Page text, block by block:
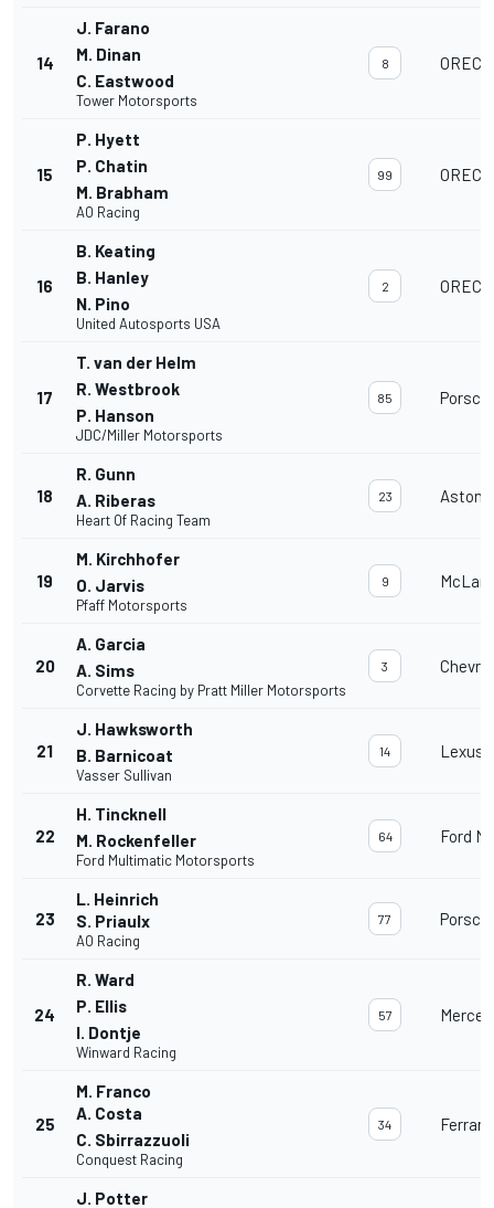
14
J. Farano
M. Dinan
C. Eastwood
Tower Motorsports
8
15
P. Hyett
P. Chatin
M. Brabham
AO Racing
99
16
B. Keating
B. Hanley
N. Pino
United Autosports USA
2
17
T. van der Helm
R. Westbrook
P. Hanson
JDC/Miller Motorsports
85
18
R. Gunn
A. Riberas
Heart Of Racing Team
23 Aston
19
M. Kirchhofer
O. Jarvis
Pfaff Motorsports
9
20
A. Garcia
A. Sims
Corvette Racing by Pratt Miller Motorsports
3
21
J. Hawksworth
B. Barnicoat
Vasser Sullivan
14 Lexus
22
H. Tincknell
M. Rockenfeller
Ford Multimatic Motorsports
64 Ford
23
L. Heinrich
S. Priaulx
AO Racing
77
24
R. Ward
P. Ellis
I. Dontje
Winward Racing
57
25
M. Franco
A. Costa
C. Sbirrazzuoli
Conquest Racing
34 Ferrari
J. Potter